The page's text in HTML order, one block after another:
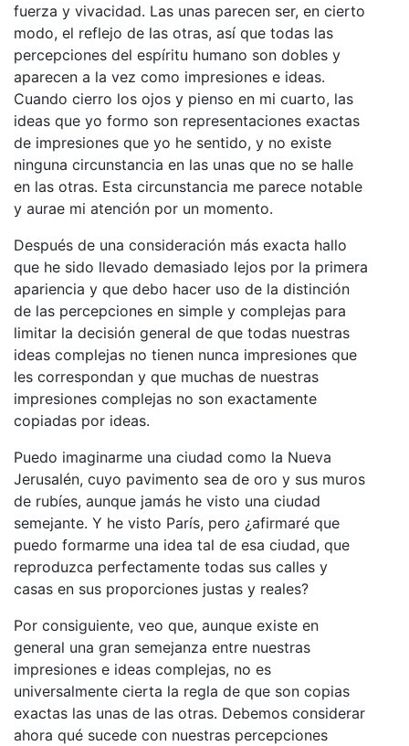
fuerza y vivacidad. Las unas parecen ser, en cierto
modo, el reflejo de las otras, así que todas las
percepciones del espíritu humano son dobles y
aparecen a la vez como impresiones e ideas.
Cuando cierro los ojos y pienso en mi cuarto, las
ideas que yo formo son representaciones exactas
de impresiones que yo he sentido, y no existe
ninguna circunstancia en las unas que no se halle
en las otras. Esta circunstancia me parece notable
y aurae mi atención por un momento.
Después de una consideración más exacta hallo
que he sido llevado demasiado lejos por la primera
apariencia y que debo hacer uso de la distinción
de las percepciones en simple y complejas para
limitar la decisión general de que todas nuestras
ideas complejas no tienen nunca impresiones que
les correspondan y que muchas de nuestras
impresiones complejas no son exactamente
copiadas por ideas.
Puedo imaginarme una ciudad como la Nueva
Jerusalén, cuyo pavimento sea de oro y sus muros
de rubíes, aunque jamás he visto una ciudad
semejante. Y he visto París, pero ¿afirmaré que
puedo formarme una idea tal de esa ciudad, que
reproduzca perfectamente todas sus calles y
casas en sus proporciones justas y reales?
Por consiguiente, veo que, aunque existe en
general una gran semejanza entre nuestras
impresiones e ideas complejas, no es
universalmente cierta la regla de que son copias
exactas las unas de las otras. Debemos considerar
ahora qué sucede con nuestras percepciones